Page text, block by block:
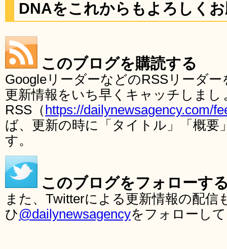
DNAをこれからもよろしく
このブログを購読する
GoogleリーダーなどのRSSリーダ
更新情報をいち早くキャッチしま
RSS（ https://dailynewsagency.com/
ば、更新の時に「タイトル」「概要
す。
このブログをフォローす
また、Twitterによる更新情報の配
ひ@dailynewsagencyをフォローし